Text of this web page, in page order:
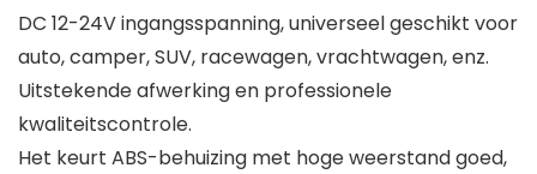
DC 12-24V ingangsspanning, universeel geschikt voor
auto, camper, SUV, racewagen, vrachtwagen, enz.
Uitstekende afwerking en professionele
kwaliteitscontrole.
Het keurt ABS-behuizing met hoge weerstand goed,